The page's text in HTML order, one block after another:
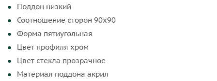
Поддон низкий
Соотношение сторон 90x90
Форма пятиугольная
Цвет профиля хром
Цвет стекла прозрачное
Материал поддона акрил